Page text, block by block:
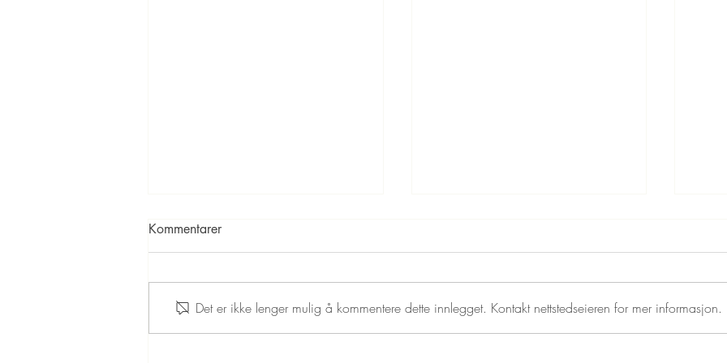
Kinderegg kakaokuler
Juletrecupcakes
Kommentarer
Det er ikke lenger mulig å kommentere dette innlegget. Kontakt nettstedseieren for mer informasjon.